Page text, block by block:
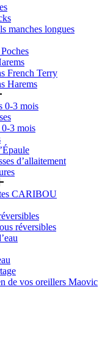
manches longues
French Terry
Harems
0-3 mois
3 mois
d’allaitement
CARIBOU
réversibles
de vos oreillers Maovic